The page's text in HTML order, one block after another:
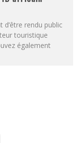
rendu public
touristique
également